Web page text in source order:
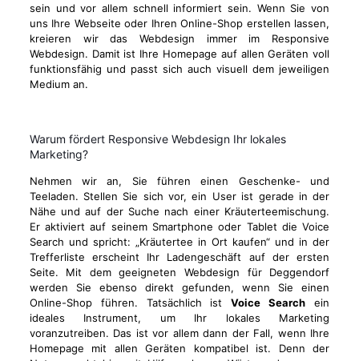
sein und vor allem schnell informiert sein. Wenn Sie von
uns Ihre Webseite oder Ihren Online-Shop erstellen lassen,
kreieren wir das Webdesign immer im Responsive
Webdesign. Damit ist Ihre Homepage auf allen Geräten voll
funktionsfähig und passt sich auch visuell dem jeweiligen
Medium an.
Warum fördert Responsive Webdesign Ihr lokales
Marketing?
Nehmen wir an, Sie führen einen Geschenke- und
Teeladen. Stellen Sie sich vor, ein User ist gerade in der
Nähe und auf der Suche nach einer Kräuterteemischung.
Er aktiviert auf seinem Smartphone oder Tablet die Voice
Search und spricht: „Kräutertee in Ort kaufen“ und in der
Trefferliste erscheint Ihr Ladengeschäft auf der ersten
Seite. Mit dem geeigneten Webdesign für Deggendorf
werden Sie ebenso direkt gefunden, wenn Sie einen
Online-Shop führen. Tatsächlich istVoice Search ein
ideales Instrument, um Ihr lokales Marketing
voranzutreiben. Das ist vor allem dann der Fall, wenn Ihre
Homepage mit allen Geräten kompatibel ist. Denn der